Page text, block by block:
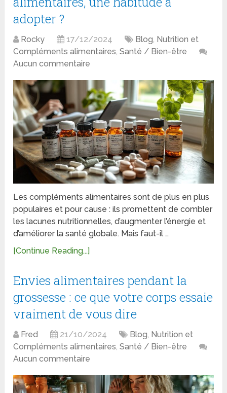
adopter ?
Rocky 17/12/2024 Blog, Nutrition et
Compléments alimentaires,Santé / Bien-être
Aucun commentaire
Les compléments alimentaires sont de plus en plus
populaires et pour cause : ils promettent de combler
les lacunes nutritionnelles, d’augmenter l’énergie et
d’améliorer la santé globale. Mais faut-il …
[Continue Reading...]
Envies alimentaires pendant la
grossesse : ce que votre corps essaie
vraiment de vous dire
Fred 21/10/2024 Blog, Nutrition et
Compléments alimentaires,Santé / Bien-être
Aucun commentaire